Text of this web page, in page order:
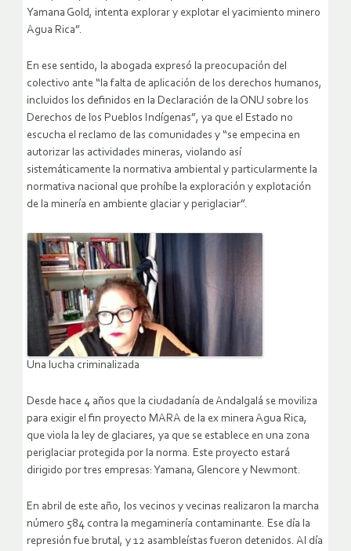
Yamana Gold, intenta explorar y explotar el yacimiento minero
Agua Rica”.
En ese sentido, la abogada expresó la preocupación del
colectivo ante “la falta de aplicación de los derechos humanos,
incluidos los definidos en la Declaración de la ONU sobre los
Derechos de los Pueblos Indígenas”, ya que el Estado no
escucha el reclamo de las comunidades y “se empecina en
autorizar las actividades mineras, violando así
sistemáticamente la normativa ambiental y particularmente la
normativa nacional que prohíbe la exploración y explotación
de la minería en ambiente glaciar y periglaciar”.
Una lucha criminalizada
Desde hace 4 años que la ciudadanía de Andalgalá se moviliza
para exigir el fin proyecto MARA de la ex minera Agua Rica,
que viola la ley de glaciares, ya que se establece en una zona
periglaciar protegida por la norma. Este proyecto estará
dirigido por tres empresas: Yamana, Glencore y Newmont.
En abril de este año, los vecinos y vecinas realizaron la marcha
número 584 contra la megaminería contaminante. Ese día la
represión fue brutal, y 12 asambleístas fueron detenidos. Al día